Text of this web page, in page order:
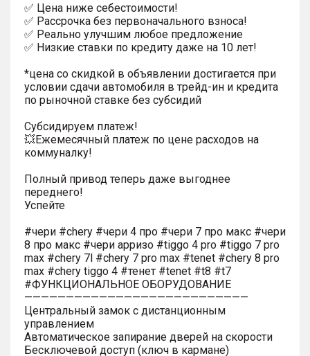
✅ Цена ниже себестоимости!
✅ Рассрочка без первоначального взноса!
✅ Реально улучшим любое предложение
✅ Низкие ставки по кредиту даже на 10 лет!
*цена со скидкой в объявлении достигается при
условии сдачи автомобиля в трейд-ин и кредита
по рыночной ставке без субсидий
Субсидируем платеж!
💥Ежемесячный платеж по цене расходов на
коммуналку!
Полный привод теперь даже выгоднее
переднего!
Успейте
#чери #chery #чери 4 про #чери 7 про макс #чери
8 про макс #чери арризо #tiggo 4 pro #tiggo 7 pro
max #chery 7l #chery 7 pro max #tenet #chery 8 pro
max #chery tiggo 4 #тенет #tenet #t8 #t7
#ФУНКЦИОНАЛЬНОЕ ОБОРУДОВАНИЕ
———————————————————————————
Центральный замок с дистанционным
управлением
Автоматическое запирание дверей на скорости
Бесключевой доступ (ключ в кармане)